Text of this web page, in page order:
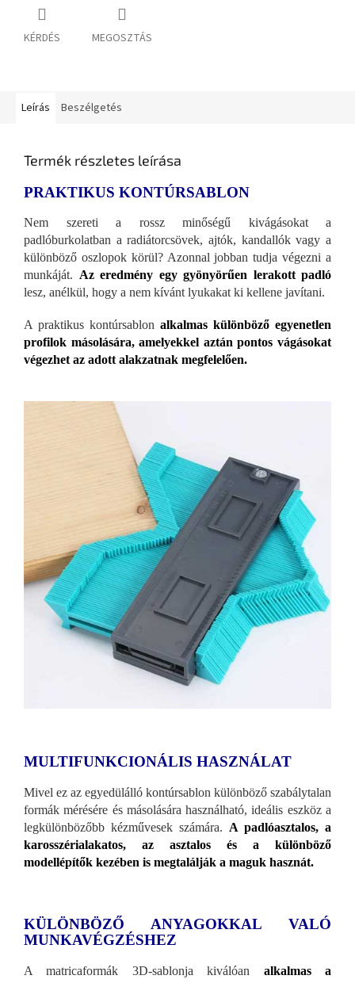
KÉRDÉS MEGOSZTÁS
Leírás Beszélgetés
Termék részletes leírása
PRAKTIKUS KONTÚRSABLON
Nem szereti a rossz minőségű kivágásokat a
padlóburkolatban a radiátorcsövek, ajtók, kandallók vagy a
különböző oszlopok körül? Azonnal jobban tudja végezni a
munkáját. Az eredmény egy gyönyörűen lerakott padló
lesz, anélkül, hogy a nem kívánt lyukakat ki kellene javítani.
A praktikus kontúrsablon alkalmas különböző egyenetlen
profilok másolására, amelyekkel aztán pontos vágásokat
végezhet az adott alakzatnak megfelelően.
MULTIFUNKCIONÁLIS HASZNÁLAT
Mivel ez az egyedülálló kontúrsablon különböző szabálytalan
formák mérésére és másolására használható, ideális eszköz a
legkülönbözőbb kézművesek számára. A padlóasztalos, a
karosszérialakatos, az asztalos és a különböző
modellépítők kezében is megtalálják a maguk hasznát.
KÜLÖNBÖZŐ ANYAGOKKAL VALÓ
MUNKAVÉGZÉSHEZ
A matricaformák 3D-sablonja kiválóan alkalmas a